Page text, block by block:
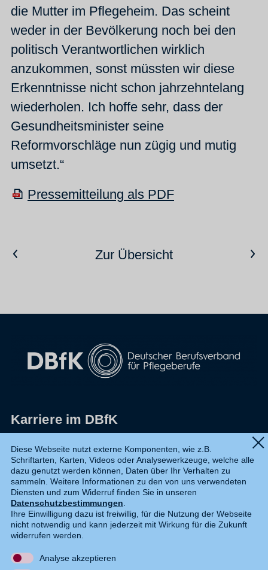
die Mutter im Pflegeheim. Das scheint
weder in der Bevölkerung noch bei den
politisch Verantwortlichen wirklich
anzukommen, sonst müssten wir diese
Erkenntnisse nicht schon jahrzehntelang
wiederholen. Ich hoffe sehr, dass der
Gesundheitsminister seine
Reformvorschläge nun zügig und mutig
umsetzt.“
Pressemitteilung als PDF
Vorheriger ArtikelZur ÜbersichtNächster Artikel
Karriere im DBfK
Datenschutz
Shop
Widerruf
Kontakt
Diese Webseite nutzt externe Komponenten, wie z.B.
Schriftarten, Karten, Videos oder Analysewerkzeuge, welche alle
dazu genutzt werden können, Daten über Ihr Verhalten zu
sammeln. Weitere Informationen zu den von uns verwendeten
Diensten und zum Widerruf finden Sie in unseren
Datenschutzbestimmungen.
Ihre Einwilligung dazu ist freiwillig, für die Nutzung der Webseite
nicht notwendig und kann jederzeit mit Wirkung für die Zukunft
widerrufen werden.
Analyse akzeptieren